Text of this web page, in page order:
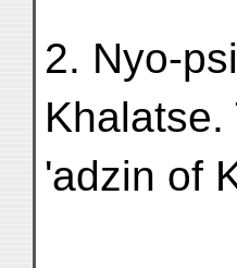
2. Nyo-
Khalatse.
'adzin of